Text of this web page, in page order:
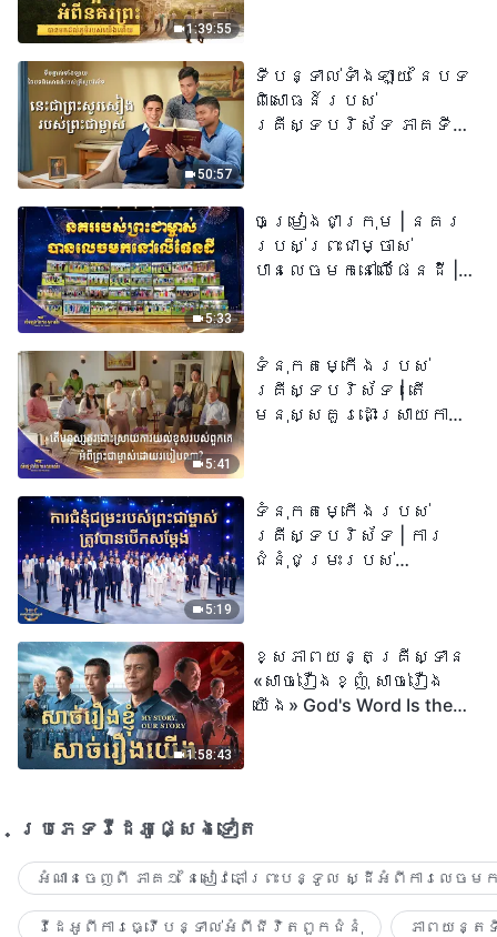
1:39:55
50:57
ទីបន្ទាល់ទាំងឡាយ នៃបទ
ពិសោធន៍របស់
គ្រីស្ទបរិស័ទ ភាគទី
5:33
ចម្រៀងជាក្រុម | នគរ
របស់ព្រះជាម្ចាស់
បានលេចមកនៅលើផែនដី |
5:41
ទំនុកតម្កើង​របស់​
គ្រីស្ទបរិស័ទ​ | តើ
មនុស្សគួរដោះស្រាយការ
២០២៦
5:19
ទំនុកតម្កើង​របស់​
គ្រីស្ទបរិស័ទ | ការ
ជំនុំជម្រះរបស់
1:58:43
ខ្សែភាពយន្តគ្រីស្ទាន
«សាច់រឿងខ្ញុំ សាច់រឿង
យើង» God's Word Is the
ប្រភេទ​វីដេអូ​ផ្សេង​ទៀត​
អំណានចេញពី ភាគ១ នៃសៀវភៅព្រះបន្ទូល ស្ដីអំពីការលេច
វីដេអូពីការធ្វើបន្ទាល់អំពីជីវិតពួកជំនុំ ភាពយន្